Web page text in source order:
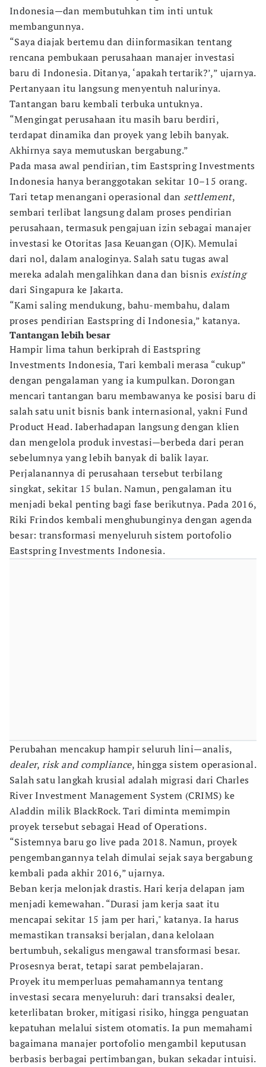
Indonesia—dan membutuhkan tim inti untuk
membangunnya.
“Saya diajak bertemu dan diinformasikan tentang
rencana pembukaan perusahaan manajer investasi
baru di Indonesia. Ditanya, ‘apakah tertarik?’,” ujarnya.
Pertanyaan itu langsung menyentuh nalurinya.
Tantangan baru kembali terbuka untuknya.
“Mengingat perusahaan itu masih baru berdiri,
terdapat dinamika dan proyek yang lebih banyak.
Akhirnya saya memutuskan bergabung.”
Pada masa awal pendirian, tim Eastspring Investments
Indonesia hanya beranggotakan sekitar 10–15 orang.
Tari tetap menangani operasional dan settlement,
sembari terlibat langsung dalam proses pendirian
perusahaan, termasuk pengajuan izin sebagai manajer
investasi ke Otoritas Jasa Keuangan (OJK). Memulai
dari nol, dalam analoginya. Salah satu tugas awal
mereka adalah mengalihkan dana dan bisnis existing
dari Singapura ke Jakarta.
“Kami saling mendukung, bahu-membahu, dalam
proses pendirian Eastspring di Indonesia,” katanya.
Tantangan lebih besar
Hampir lima tahun berkiprah di Eastspring
Investments Indonesia, Tari kembali merasa “cukup”
dengan pengalaman yang ia kumpulkan. Dorongan
mencari tantangan baru membawanya ke posisi baru di
salah satu unit bisnis bank internasional, yakni Fund
Product Head. Iaberhadapan langsung dengan klien
dan mengelola produk investasi—berbeda dari peran
sebelumnya yang lebih banyak di balik layar.
Perjalanannya di perusahaan tersebut terbilang
singkat, sekitar 15 bulan. Namun, pengalaman itu
menjadi bekal penting bagi fase berikutnya. Pada 2016,
Riki Frindos kembali menghubunginya dengan agenda
besar: transformasi menyeluruh sistem portofolio
Eastspring Investments Indonesia.
Perubahan mencakup hampir seluruh lini—analis,
dealer,risk and compliance, hingga sistem operasional.
Salah satu langkah krusial adalah migrasi dari Charles
River Investment Management System (CRIMS) ke
Aladdin milik BlackRock. Tari diminta memimpin
proyek tersebut sebagai Head of Operations.
“Sistemnya baru go live pada 2018. Namun, proyek
pengembangannya telah dimulai sejak saya bergabung
kembali pada akhir 2016,” ujarnya.
Beban kerja melonjak drastis. Hari kerja delapan jam
menjadi kemewahan. “Durasi jam kerja saat itu
mencapai sekitar 15 jam per hari," katanya. Ia harus
memastikan transaksi berjalan, dana kelolaan
bertumbuh, sekaligus mengawal transformasi besar.
Prosesnya berat, tetapi sarat pembelajaran.
Proyek itu memperluas pemahamannya tentang
investasi secara menyeluruh: dari transaksi dealer,
keterlibatan broker, mitigasi risiko, hingga penguatan
kepatuhan melalui sistem otomatis. Ia pun memahami
bagaimana manajer portofolio mengambil keputusan
berbasis berbagai pertimbangan, bukan sekadar intuisi.